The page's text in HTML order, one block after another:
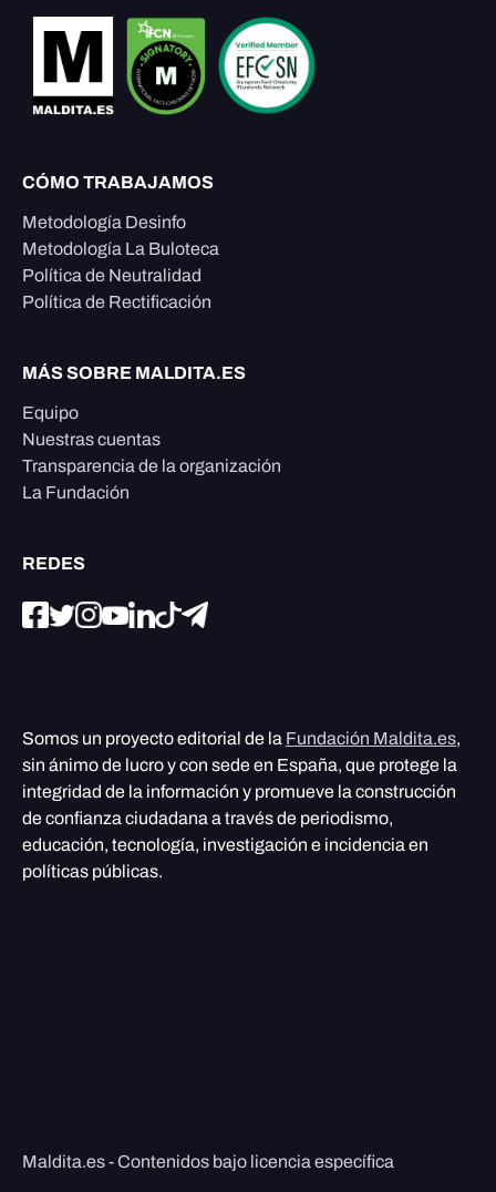
CÓMO TRABAJAMOS
Metodología Desinfo
Metodología La Buloteca
Política de Neutralidad
Política de Rectificación
MÁS SOBRE MALDITA.ES
Equipo
Nuestras cuentas
Transparencia de la organización
La Fundación
REDES
Somos un proyecto editorial de la Fundación Maldita.es,
sin ánimo de lucro y con sede en España, que protege la
integridad de la información y promueve la construcción
de confianza ciudadana a través de periodismo,
educación, tecnología, investigación e incidencia en
políticas públicas.
Maldita.es - Contenidos bajo licencia específica